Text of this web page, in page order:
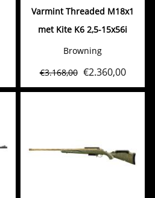
Varmint Threaded M18x1
met Kite K6 2,5-15x56i
Browning
€3.168,00 €2.360,00